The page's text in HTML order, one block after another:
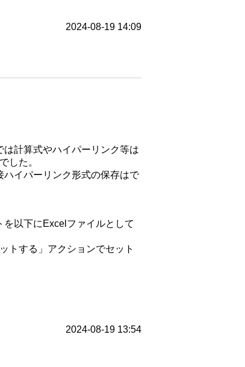
2024-08-19 14:09
計算式やハイパーリンク等は
した。
イパーリンク形式の保存はで
を以下にExcelファイルとして
トする」アクションでセット
2024-08-19 13:54